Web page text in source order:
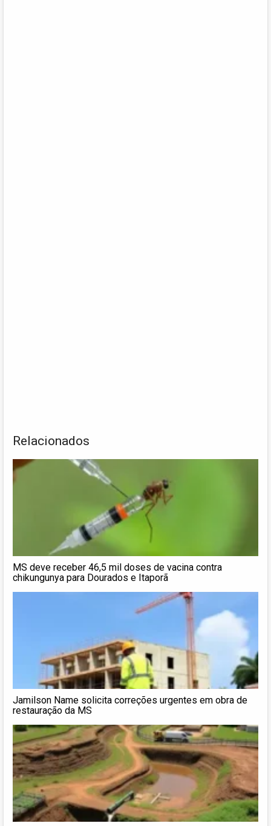
Relacionados
MS deve receber 46,5 mil doses de vacina contra
chikungunya para Dourados e Itaporã
Jamilson Name solicita correções urgentes em obra de
restauração da MS